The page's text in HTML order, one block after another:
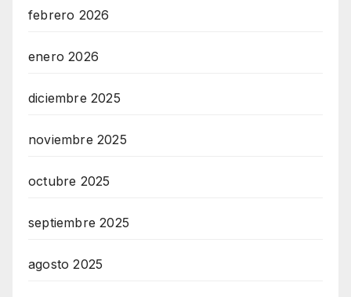
febrero 2026
enero 2026
diciembre 2025
noviembre 2025
octubre 2025
septiembre 2025
agosto 2025